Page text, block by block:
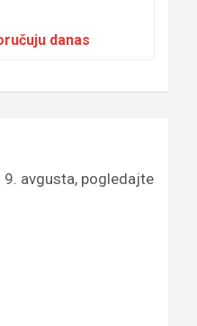
danas
9. avgusta, pogledajte